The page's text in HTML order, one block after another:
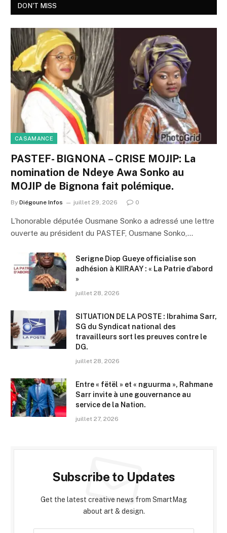
DON'T MISS
CASAMANCE
PASTEF- BIGNONA – CRISE MOJIP: La
nomination de Ndeye Awa Sonko au
MOJIP de Bignona fait polémique.
By Diégoune Infos juillet 29, 2026 0
L’honorable députée Ousmane Sonko a adressé une lettre
ouverte au président du PASTEF, Ousmane Sonko,…
Serigne Diop Gueye officialise son
adhésion à KIIRAAY : « La Patrie d’abord
»
juillet 28, 2026
SITUATION DE LA POSTE : Ibrahima Sarr,
SG du Syndicat national des
travailleurs sort les preuves contre le
DG.
juillet 28, 2026
Entre « fëtël » et « nguurma », Rahmane
Sarr invite à une gouvernance au
service de la Nation.
juillet 27, 2026
Subscribe to Updates
Get the latest creative news from SmartMag
about art & design.